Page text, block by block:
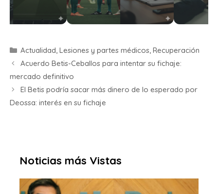
Actualidad Lesiones y partes médicos Recuperación
Acuerdo Betis-Ceballos para intentar su fichaje:
mercado definitivo
El Betis podría sacar más dinero de lo esperado por
Deossa: interés en su fichaje
Noticias más Vistas